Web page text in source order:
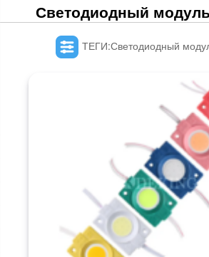
Светодиодный
ТЕГИ:Светодиодный